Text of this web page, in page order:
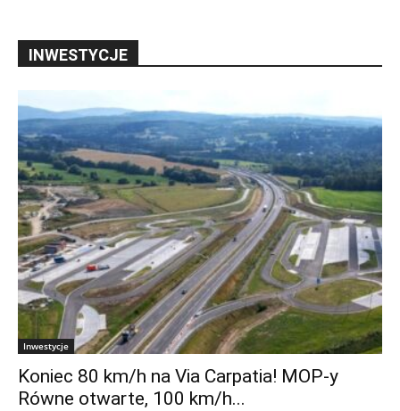
INWESTYCJE
Inwestycje
Koniec 80 km/h na Via Carpatia! MOP-y
Równe otwarte, 100 km/h...